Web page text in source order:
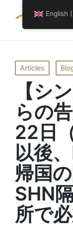
Posted
in
Articles
【シ
らの
22日
以後
帰国
SHN
所で必
English